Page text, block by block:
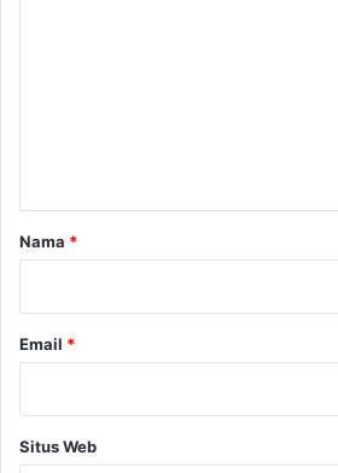
rNama *
Email *
Situs Web